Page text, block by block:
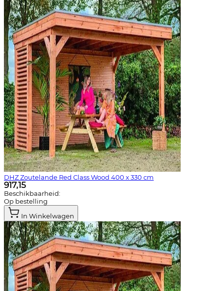
DHZ Zoutelande Red Class Wood 400 x 330 cm
917,15
Beschikbaarheid:
Op bestelling
In Winkelwagen